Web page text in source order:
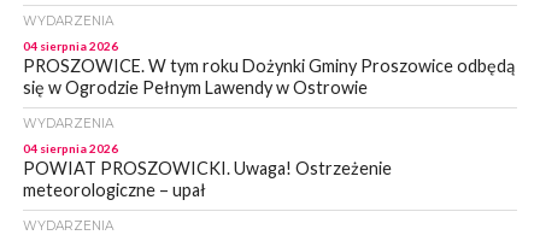
WYDARZENIA
04 sierpnia 2026
PROSZOWICE. W tym roku Dożynki Gminy Proszowice odbędą
się w Ogrodzie Pełnym Lawendy w Ostrowie
WYDARZENIA
04 sierpnia 2026
POWIAT PROSZOWICKI. Uwaga! Ostrzeżenie
meteorologiczne – upał
WYDARZENIA